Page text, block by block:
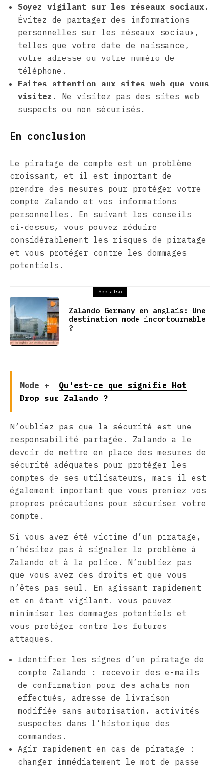
Soyez vigilant sur les réseaux sociaux.
Évitez de partager des informations
personnelles sur les réseaux sociaux,
telles que votre date de naissance,
votre adresse ou votre numéro de
téléphone.
Faites attention aux sites web que vous
visitez.
Ne visitez pas des sites web
suspects ou non sécurisés.
En conclusion
Le piratage de compte est un problème
croissant, et il est important de
prendre des mesures pour protéger votre
compte Zalando et vos informations
personnelles. En suivant les conseils
ci-dessus, vous pouvez réduire
considérablement les risques de piratage
et vous protéger contre les dommages
potentiels.
See also
Zalando Germany en anglais: Une
destination mode incontournable
?
Mode +
Qu'est-ce que signifie Hot
Drop sur Zalando ?
N’oubliez pas que la sécurité est une
responsabilité partagée. Zalando a le
devoir de mettre en place des mesures de
sécurité adéquates pour protéger les
comptes de ses utilisateurs, mais il est
également important que vous preniez vos
propres précautions pour sécuriser votre
compte.
Si vous avez été victime d’un piratage,
n’hésitez pas à signaler le problème à
Zalando et à la police. N’oubliez pas
que vous avez des droits et que vous
n’êtes pas seul. En agissant rapidement
et en étant vigilant, vous pouvez
minimiser les dommages potentiels et
vous protéger contre les futures
attaques.
Identifier les signes d’un piratage de
compte Zalando : recevoir des e-mails
de confirmation pour des achats non
effectués, adresse de livraison
modifiée sans autorisation, activités
suspectes dans l’historique des
commandes.
Agir rapidement en cas de piratage :
changer immédiatement le mot de passe